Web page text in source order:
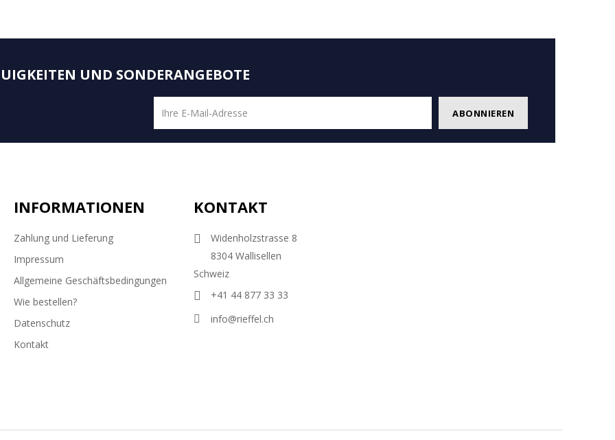
NUR ONLINE ERHÄLTLICH
UND SONDERANGEBOTE
INFORMATIONEN
Zahlung und Lieferung
Impressum
Allgemeine Geschäftsbedingungen
Wie bestellen?
Datenschutz
Kontakt
KONTAKT
Widenholzstrasse 8
8304 Wallisellen
Schweiz
+41 44 877 33 33
info@rieffel.ch